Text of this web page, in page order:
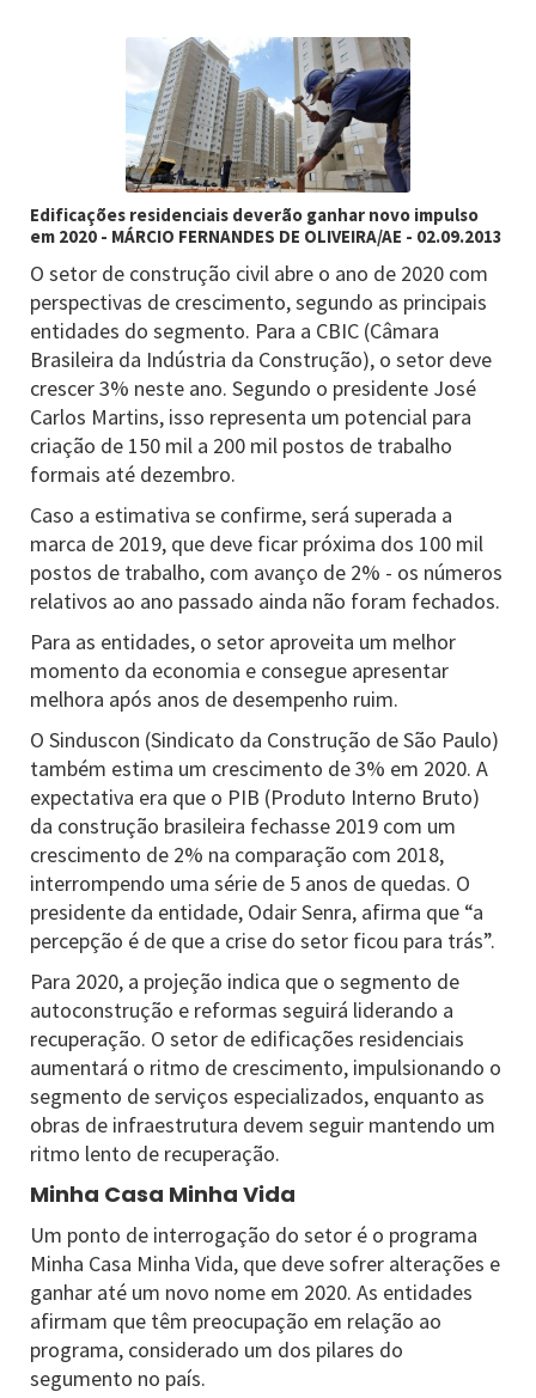
Edificações residenciais deverão ganhar novo impulso
em 2020 - MÁRCIO FERNANDES DE OLIVEIRA/AE - 02.09.2013
O setor de construção civil abre o ano de 2020 com
perspectivas de crescimento, segundo as principais
entidades do segmento. Para a CBIC (Câmara
Brasileira da Indústria da Construção), o setor deve
crescer 3% neste ano. Segundo o presidente José
Carlos Martins, isso representa um potencial para
criação de 150 mil a 200 mil postos de trabalho
formais até dezembro.
Caso a estimativa se confirme, será superada a
marca de 2019, que deve ficar próxima dos 100 mil
postos de trabalho, com avanço de 2% - os números
relativos ao ano passado ainda não foram fechados.
Para as entidades, o setor aproveita um melhor
momento da economia e consegue apresentar
melhora após anos de desempenho ruim.
O Sinduscon (Sindicato da Construção de São Paulo)
também estima um crescimento de 3% em 2020. A
expectativa era que o PIB (Produto Interno Bruto)
da construção brasileira fechasse 2019 com um
crescimento de 2% na comparação com 2018,
interrompendo uma série de 5 anos de quedas. O
presidente da entidade, Odair Senra, afirma que “a
percepção é de que a crise do setor ficou para trás”.
Para 2020, a projeção indica que o segmento de
autoconstrução e reformas seguirá liderando a
recuperação. O setor de edificações residenciais
aumentará o ritmo de crescimento, impulsionando o
segmento de serviços especializados, enquanto as
obras de infraestrutura devem seguir mantendo um
ritmo lento de recuperação.
Minha Casa Minha Vida
Um ponto de interrogação do setor é o programa
Minha Casa Minha Vida, que deve sofrer alterações e
ganhar até um novo nome em 2020. As entidades
afirmam que têm preocupação em relação ao
programa, considerado um dos pilares do
segumento no país.